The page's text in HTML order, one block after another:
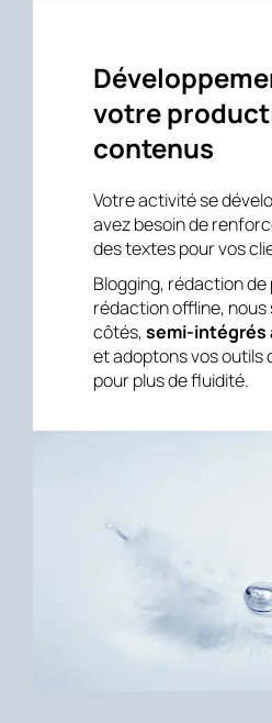
votre
contenus
Votre activité se
avez besoin de
des textes pour vos
Blogging, rédaction de
rédaction offline, nous
côtés,semi-intégrés
et adoptons vos outils
pour plus de fluidité.